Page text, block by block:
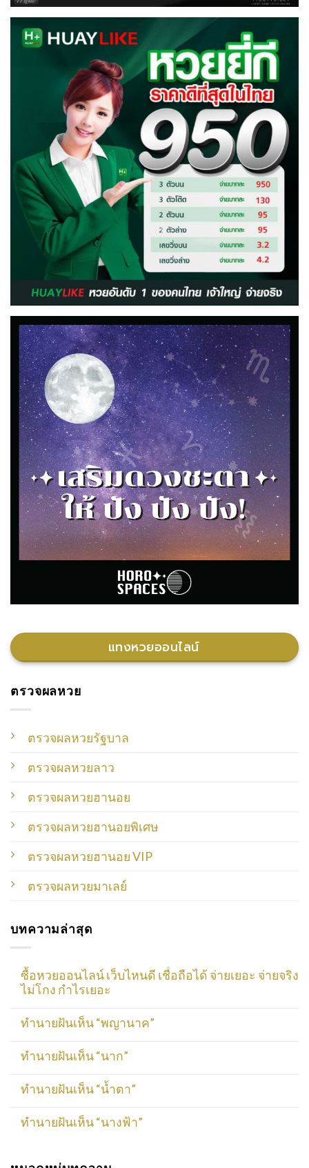
แทงหวยออนไลน์
ตรวจผลหวย
ตรวจผลหวยรัฐบาล
ตรวจผลหวยลาว
ตรวจผลหวยฮานอย
ตรวจผลหวยฮานอยพิเศษ
ตรวจผลหวยฮานอย VIP
ตรวจผลหวยมาเลย์
บทความล่าสุด
ซื้อหวยออนไลน์ เว็บไหนดี เชื่อถือได้ จ่ายเยอะ จ่ายจริง
ไม่โกง กำไรเยอะ
ทำนายฝันเห็น “พญานาค”
ทำนายฝันเห็น “นาก”
ทำนายฝันเห็น “น้ำตา”
ทำนายฝันเห็น “นางฟ้า”